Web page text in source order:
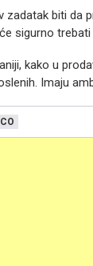
zadatak biti da
sigurno
kako u
Imaju